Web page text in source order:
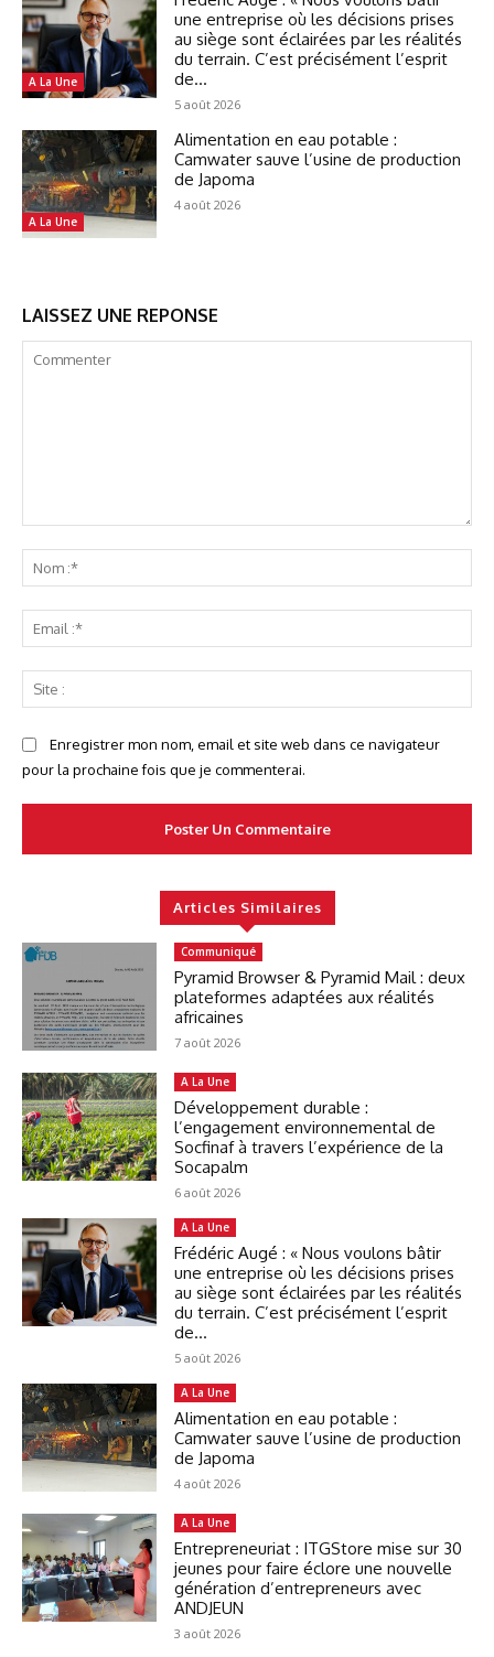
A La Une
une entreprise où les décisions prises
au siège sont éclairées par les réalités
du terrain. C’est précisément l’esprit
de...
5 août 2026
A La Une
Alimentation en eau potable :
Camwater sauve l’usine de production
de Japoma
4 août 2026
LAISSEZ UNE REPONSE
:*
:*
:
Enregistrer mon nom, email et site web dans ce navigateur
pour la prochaine fois que je commenterai.
Articles Similaires
Communiqué
Pyramid Browser & Pyramid Mail : deux
plateformes adaptées aux réalités
africaines
7 août 2026
A La Une
Développement durable :
l’engagement environnemental de
Socfinaf à travers l’expérience de la
Socapalm
6 août 2026
A La Une
Frédéric Augé : « Nous voulons bâtir
une entreprise où les décisions prises
au siège sont éclairées par les réalités
du terrain. C’est précisément l’esprit
de...
5 août 2026
A La Une
Alimentation en eau potable :
Camwater sauve l’usine de production
de Japoma
4 août 2026
A La Une
Entrepreneuriat : ITGStore mise sur 30
jeunes pour faire éclore une nouvelle
génération d’entrepreneurs avec
ANDJEUN
3 août 2026